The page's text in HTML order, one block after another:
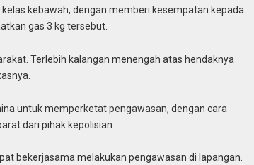
kebawah, dengan memberi kesempatan kepada
gas 3 kg tersebut.
Terlebih kalangan menengah atas hendaknya
untuk memperketat pengawasan, dengan cara
dari pihak kepolisian.
bekerjasama melakukan pengawasan di lapangan.